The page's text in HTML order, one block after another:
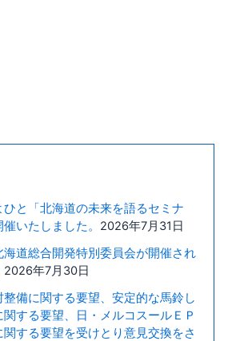
ひと「北海道の未来を語るセミナ
いたしました。 2026年7月31日
海道総合開発特別委員会が開催され
2026年7月30日
整備に関する要望、安定的な馬鈴し
関する要望、日・メルコスールＥＰ
関する要望を受けとり意見交換をさ